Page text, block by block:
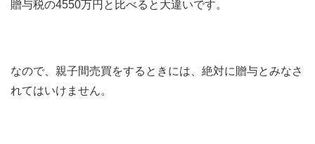
贈与税の4550万円と比べると大違いです。
なので、親子間売買をするときには、絶対に贈与とみなさ
れてはいけません。